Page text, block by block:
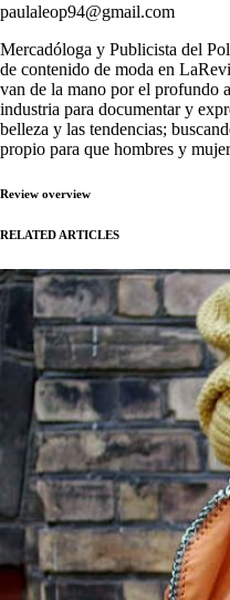
paulaleop94@gmail.com
Mercadóloga y Publicista del
de contenido de moda en
van de la mano por el profundo
industria para documentar y
belleza y las tendencias;
propio para que hombres y
Review overview
RELATED ARTICLES